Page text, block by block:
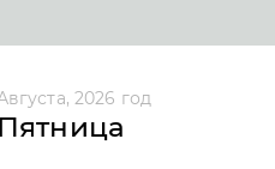
2026 год
Пятница